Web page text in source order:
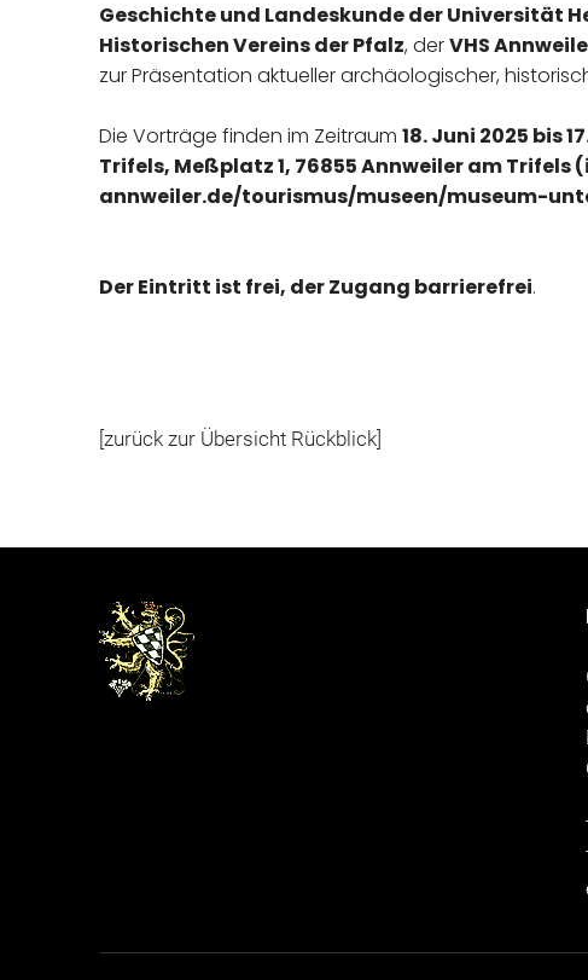
Geschichte und Landeskunde der Universität
Historischen Vereins der Pfalz, derVHS
zur Präsentation aktueller archäologischer,
Die Vorträge finden im Zeitraum 18. Juni 2025 bis
Trifels, Meßplatz 1, 76855 Annweiler am Trifels
annweiler.de/tourismus/museen/museum-
Der Eintritt ist frei, der Zugang barrierefrei.
[zurück zur Übersicht Rückblick]